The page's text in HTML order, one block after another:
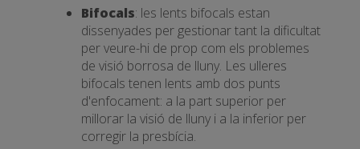
Bifocals: les lents bifocals estan
dissenyades per gestionar tant la dificultat
per veure-hi de prop com els problemes
de visió borrosa de lluny. Les ulleres
bifocals tenen lents amb dos punts
d'enfocament: a la part superior per
millorar la visió de lluny i a la inferior per
corregir la presbícia.